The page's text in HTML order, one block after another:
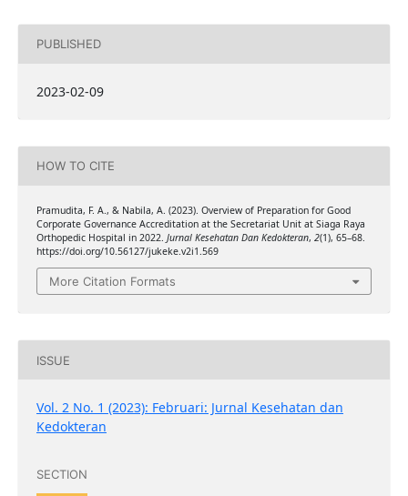
PUBLISHED
2023-02-09
HOW TO CITE
Pramudita, F. A., & Nabila, A. (2023). Overview of Preparation for Good
Corporate Governance Accreditation at the Secretariat Unit at Siaga Raya
Orthopedic Hospital in 2022. Jurnal Kesehatan Dan Kedokteran, 2(1), 65–68.
https://doi.org/10.56127/jukeke.v2i1.569
More Citation Formats
ISSUE
Vol. 2 No. 1 (2023): Februari: Jurnal Kesehatan dan
Kedokteran
SECTION